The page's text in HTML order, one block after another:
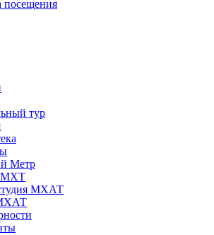
посещения
тур
Метр
МХТ
МХАТ